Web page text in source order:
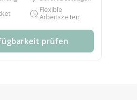
Flexible
Arbeitszeiten
prüfen